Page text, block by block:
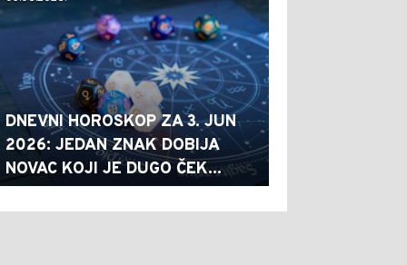
DNEVNI HOROSKOP ZA 3. JUN
2026: JEDAN ZNAK DOBIJA
NOVAC KOJI JE DUGO ČEK...